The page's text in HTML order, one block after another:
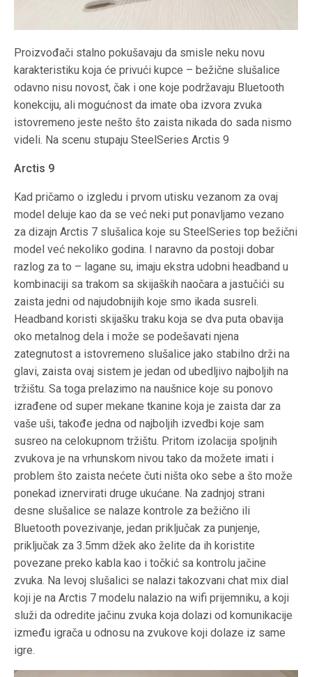
Proizvođači stalno pokušavaju da smisle neku novu
karakteristiku koja će privući kupce – bežične slušalice
odavno nisu novost, čak i one koje podržavaju Bluetooth
konekciju, ali mogućnost da imate oba izvora zvuka
istovremeno jeste nešto što zaista nikada do sada nismo
videli. Na scenu stupaju SteelSeries Arctis 9
Arctis 9
Kad pričamo o izgledu i prvom utisku vezanom za ovaj
model deluje kao da se već neki put ponavljamo vezano
za dizajn Arctis 7 slušalica koje su SteelSeries top bežični
model već nekoliko godina. I naravno da postoji dobar
razlog za to – lagane su, imaju ekstra udobni headband u
kombinaciji sa trakom sa skijaških naočara a jastučići su
zaista jedni od najudobnijih koje smo ikada susreli.
Headband koristi skijašku traku koja se dva puta obavija
oko metalnog dela i može se podešavati njena
zategnutost a istovremeno slušalice jako stabilno drži na
glavi, zaista ovaj sistem je jedan od ubedljivo najboljih na
tržištu. Sa toga prelazimo na naušnice koje su ponovo
izrađene od super mekane tkanine koja je zaista dar za
vaše uši, takođe jedna od najboljih izvedbi koje sam
susreo na celokupnom tržištu. Pritom izolacija spoljnih
zvukova je na vrhunskom nivou tako da možete imati i
problem što zaista nećete čuti ništa oko sebe a što može
ponekad iznervirati druge ukućane. Na zadnjoj strani
desne slušalice se nalaze kontrole za bežično ili
Bluetooth povezivanje, jedan priključak za punjenje,
priključak za 3.5mm džek ako želite da ih koristite
povezane preko kabla kao i točkić sa kontrolu jačine
zvuka. Na levoj slušalici se nalazi takozvani chat mix dial
koji je na Arctis 7 modelu nalazio na wifi prijemniku, a koji
služi da odredite jačinu zvuka koja dolazi od komunikacije
između igrača u odnosu na zvukove koji dolaze iz same
igre.